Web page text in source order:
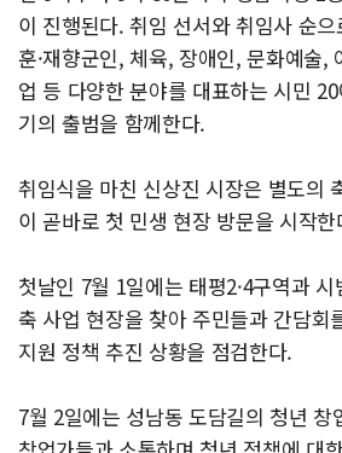
이 진행된다. 취임 선서와 취임사 순
훈·재향군인, 체육, 장애인, 문화예술,
업 등 다양한 분야를 대표하는 시민
기의 출범을 함께한다.
취임식을 마친 신상진 시장은 별도의
이 곧바로 첫 민생 현장 방문을 시작한
첫날인 7월 1일에는 태평2·4구역과 시
축 사업 현장을 찾아 주민들과 간담회
지원 정책 추진 상황을 점검한다.
7월 2일에는 성남동 도담길의 청년 창